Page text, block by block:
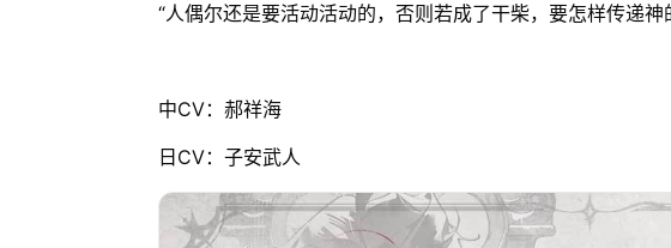
“人偶尔还是要活动活动的，否则若成了干柴，要怎样传递神
中CV：郝祥海
日CV：子安武人